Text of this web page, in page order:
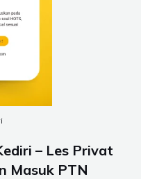
– Les Privat
Masuk PTN